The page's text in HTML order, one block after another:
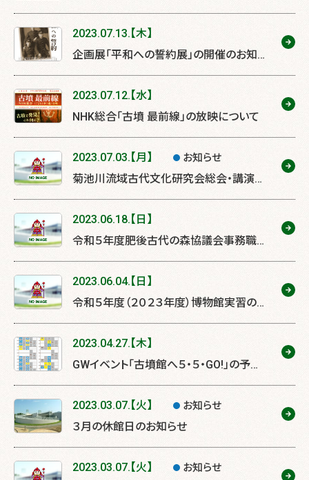
協議会事務職員採用試験 合格者の受験
番号を発表します。
2023.07.13.【木】
企画展「平和への誓約展」の開催のお知ら
せ
2023.07.12.【水】
NHK総合「古墳 最前線」の放映について
2023.07.03.【月】 お知らせ
菊池川流域古代文化研究会総会・講演会
の中止について
2023.06.18.【日】
令和５年度肥後古代の森協議会事務職員
採用試験・試験案内
2023.06.04.【日】
令和５年度（２０２３年度）博物館実習のお
知らせ
2023.04.27.【木】
GWイベント「古墳館へ５・５・GO!」の予約
状況のお知らせ
2023.03.07.【火】
お知らせ
３月の休館日のお知らせ
2023.03.07.【火】 お知らせ